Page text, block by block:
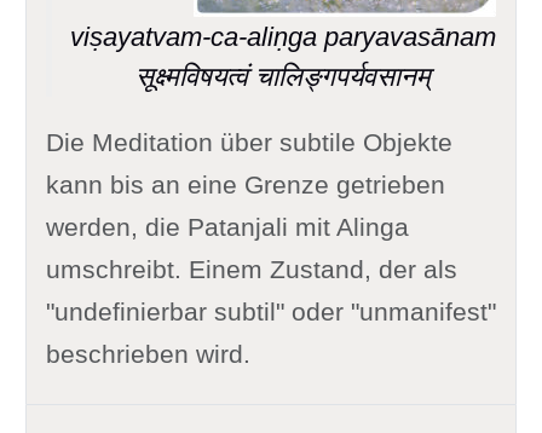
viṣayatvam-ca-aliṇga paryavasānam
सूक्ष्मविषयत्वं चालिङ्गपर्यवसानम्
Die Meditation über subtile Objekte
kann bis an eine Grenze getrieben
werden, die Patanjali mit Alinga
umschreibt. Einem Zustand, der als
"undefinierbar subtil" oder "unmanifest"
beschrieben wird.